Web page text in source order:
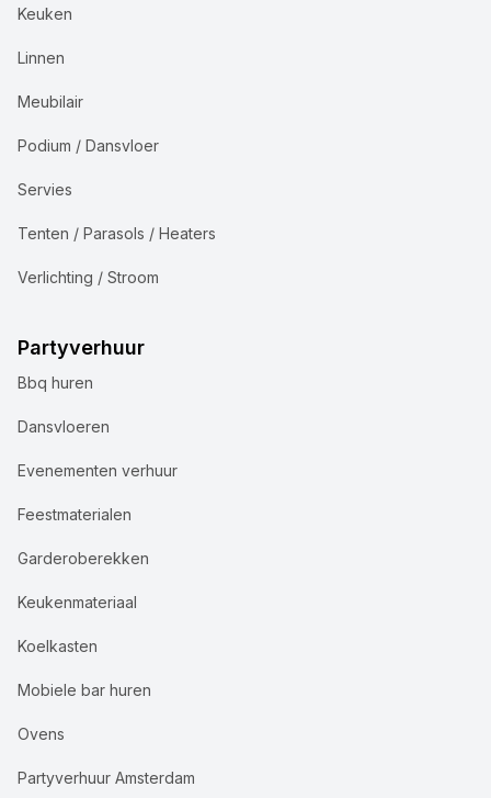
Keuken
Linnen
Meubilair
Podium / Dansvloer
Servies
Tenten / Parasols / Heaters
Verlichting / Stroom
Partyverhuur
Bbq huren
Dansvloeren
Evenementen verhuur
Feestmaterialen
Garderoberekken
Keukenmateriaal
Koelkasten
Mobiele bar huren
Ovens
Partyverhuur Amsterdam